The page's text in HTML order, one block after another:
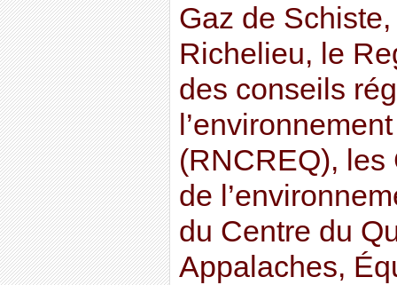
Gaz de
Richelieu, le
des conseils
(RNCREQ),
de
du Centre du
Appalaches,